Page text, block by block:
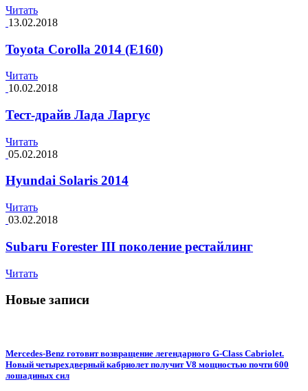
Читать
13.02.2018
Toyota Corolla 2014 (E160)
Читать
10.02.2018
Тест-драйв Лада Ларгус
Читать
05.02.2018
Hyundai Solaris 2014
Читать
03.02.2018
Subaru Forester III поколение рестайлинг
Читать
Новые записи
Mercedes-Benz готовит возвращение легендарного G-Class Cabriolet.
Новый четырехдверный кабриолет получит V8 мощностью почти 600
лошадиных сил